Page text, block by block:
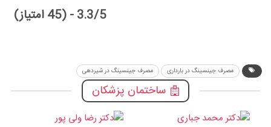
3.3/5 - (45 امتیاز)
مصرف جینسینگ در بارداری مصرف جینسینگ در شیردهی
ساختمان پزشکان